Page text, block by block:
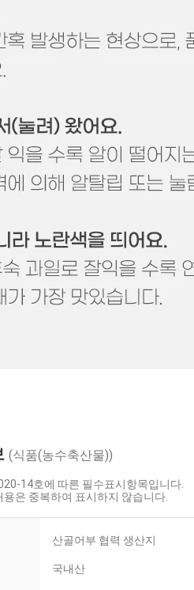
(식품(농수축산물))
14호에 따른 필수표시항목입니다.
은 중복하여 표시하지 않습니다.
산골어부 협력 생산지
국내산